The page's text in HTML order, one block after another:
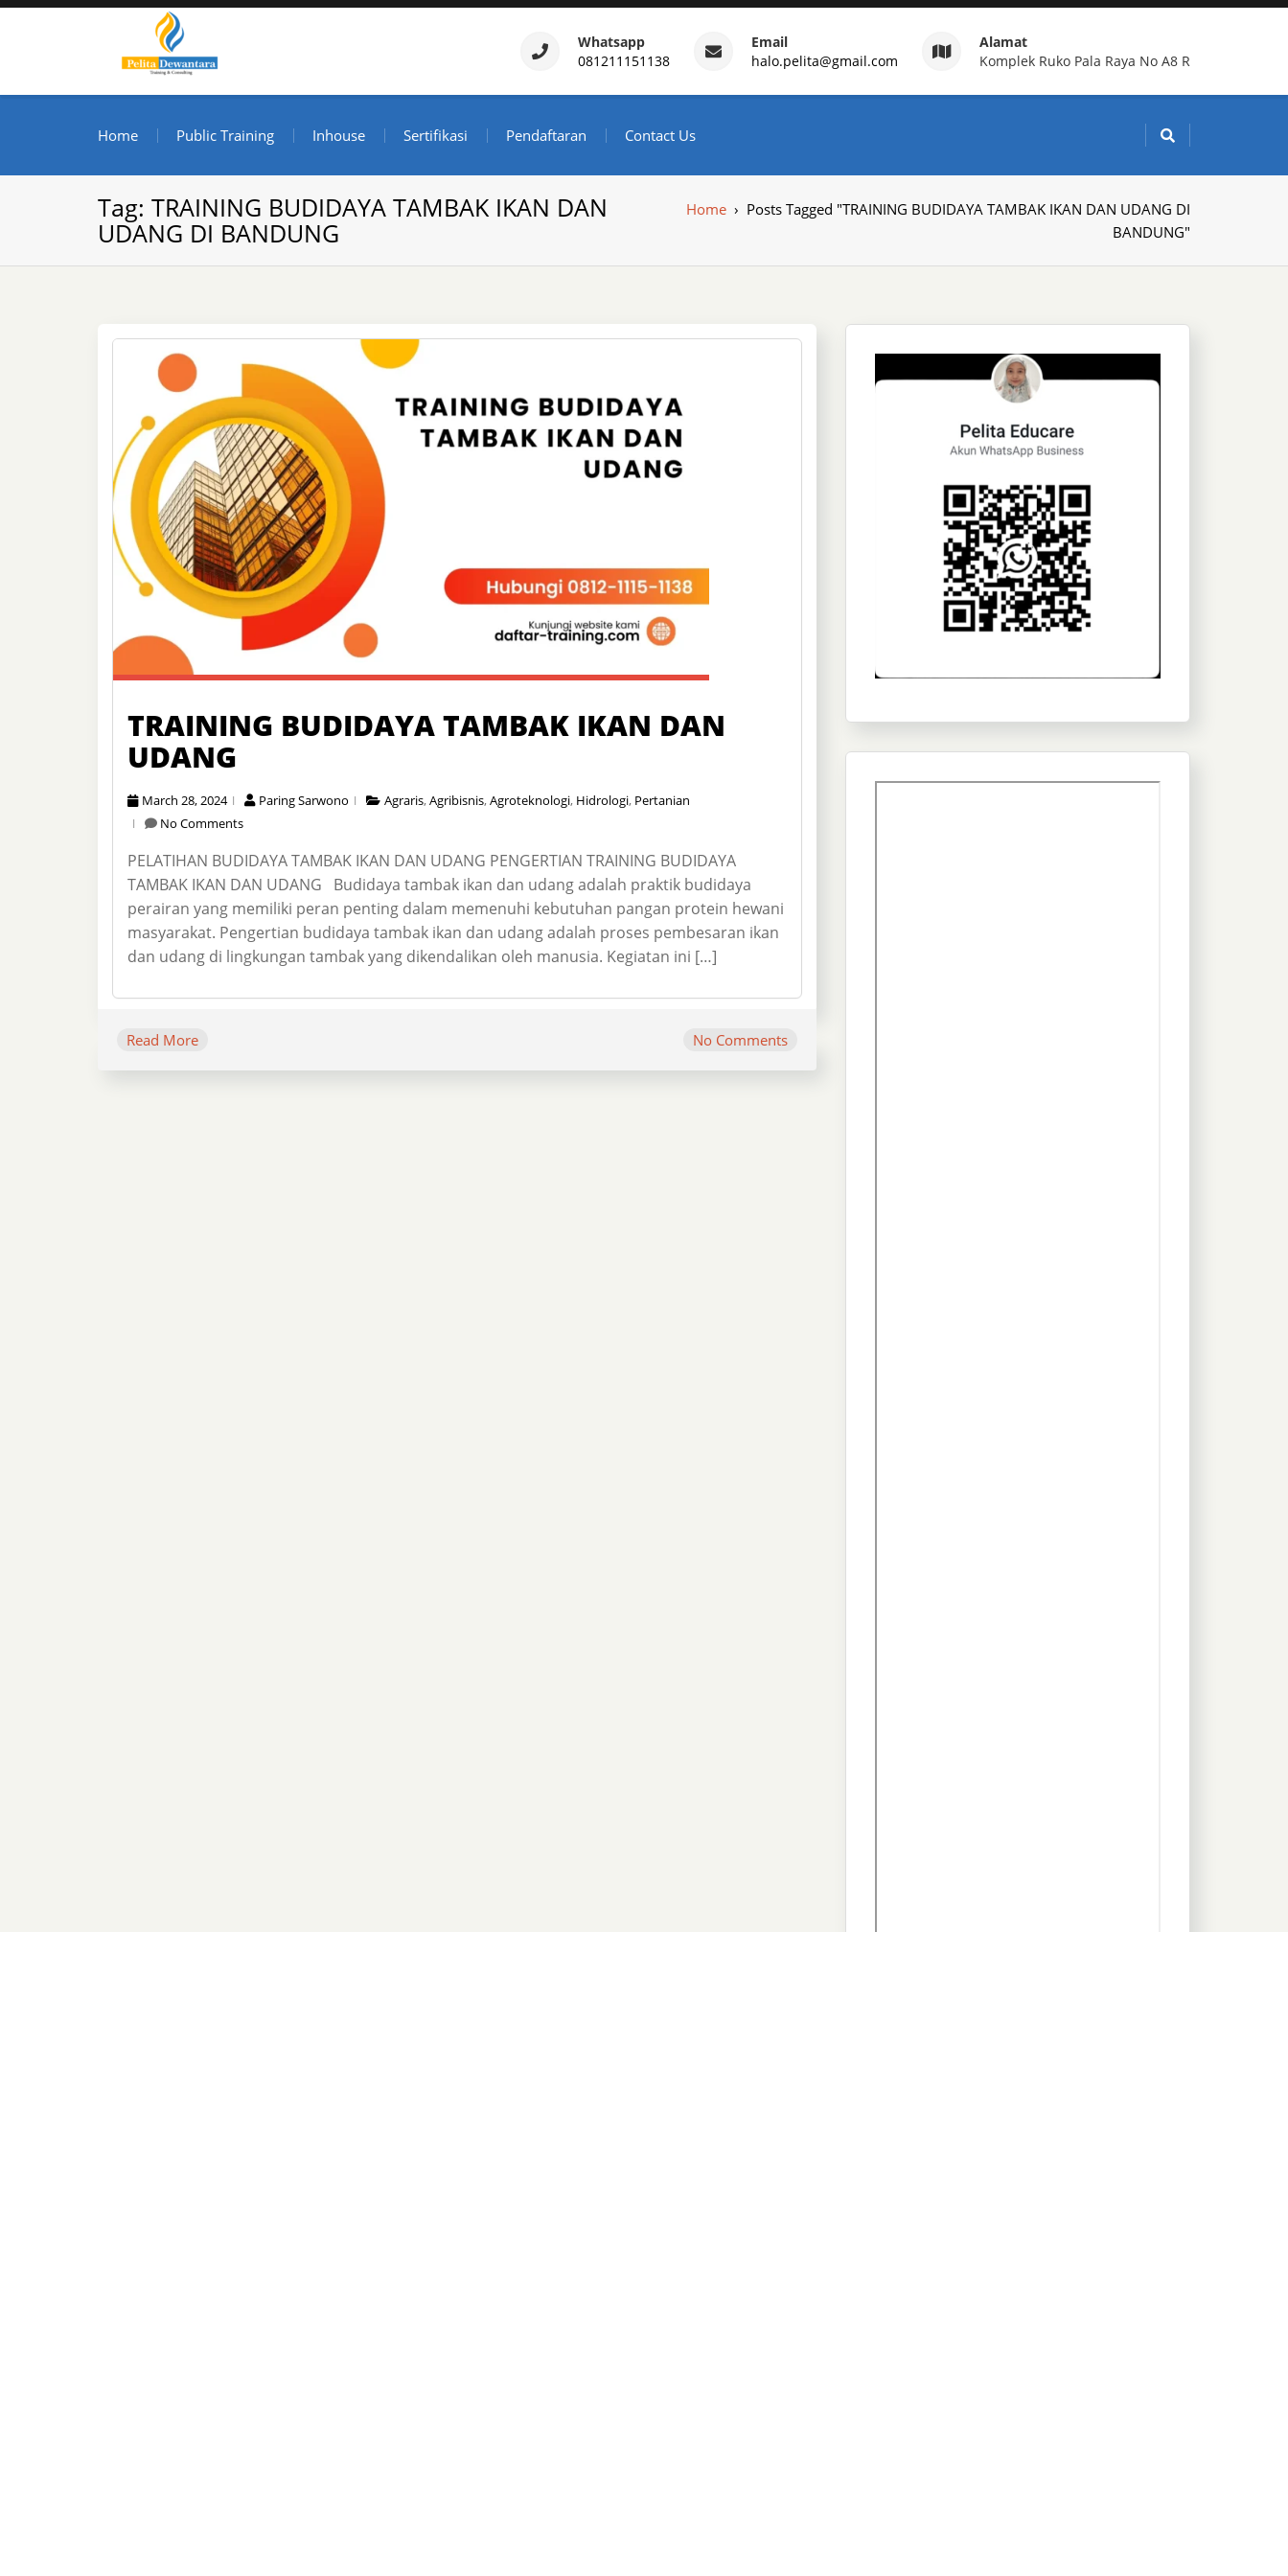
Skip
Pusat Pelatihan dan Sertifikasi – Daftar Training Indonesia
Informasi Public Training, Inhouse, Sertifikasi di Indonesia
Whatsapp
081211151138
Email
halo.pelita@gmail.com
Alamat
Komplek Ruko Pala Raya No A8 R
Home Public Training Inhouse Sertifikasi Pendaftaran Contact Us
Tag: TRAINING BUDIDAYA TAMBAK IKAN DAN
UDANG DI BANDUNG
Home › Posts Tagged "TRAINING BUDIDAYA TAMBAK IKAN DAN UDANG DI
BANDUNG"
TRAINING BUDIDAYA TAMBAK IKAN DAN
UDANG
March 28, 2024 Paring Sarwono Agraris,Agribisnis,Agroteknologi, Hidrologi, Pertanian
No Comments
PELATIHAN BUDIDAYA TAMBAK IKAN DAN UDANG PENGERTIAN TRAINING BUDIDAYA
TAMBAK IKAN DAN UDANG Budidaya tambak ikan dan udang adalah praktik budidaya
perairan yang memiliki peran penting dalam memenuhi kebutuhan pangan protein hewani
masyarakat. Pengertian budidaya tambak ikan dan udang adalah proses pembesaran ikan
dan udang di lingkungan tambak yang dikendalikan oleh manusia. Kegiatan ini […]
Read More No Comments